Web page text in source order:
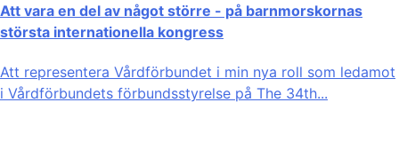
Att vara en del av något större - på barnmorskornas
största internationella kongress
Att representera Vårdförbundet i min nya roll som ledamot
i Vårdförbundets förbundsstyrelse på The 34th...